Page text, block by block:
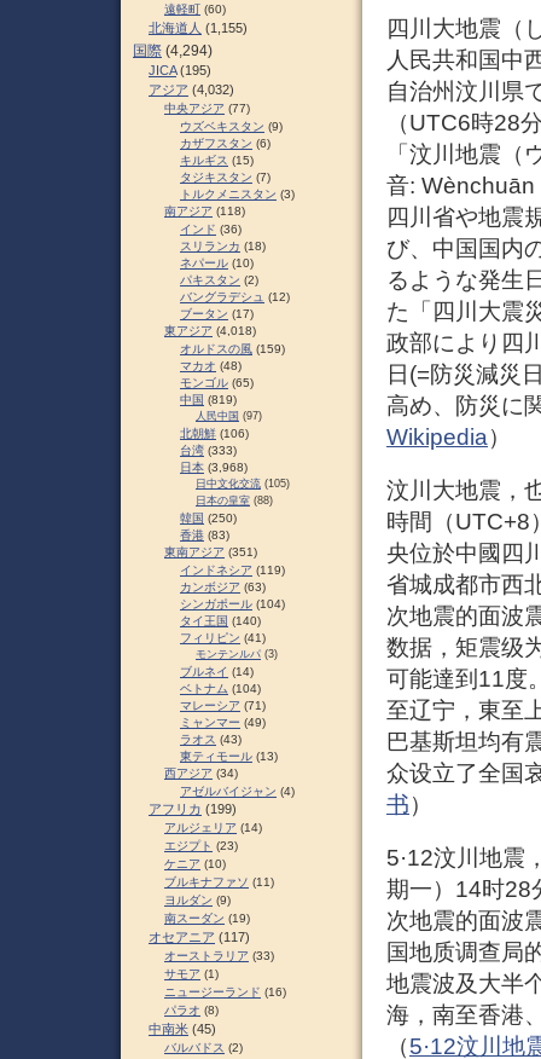
四川大地震（
人民共和国中
自治州汶川県
（UTC6時28
「汶川地震
音: Wènchuān
四川省や地震
び、中国国内
るような発生
た「四川大震
政部により四
日(=防災減災
高め、防災に
Wikipedia）
汶川大地震，
時間（UTC+8
央位於中國四
省城成都市西
次地震的面波
数据，矩震级
可能達到11度
至辽宁，東至
巴基斯坦均有
众设立了全国
书）
5·12汶川地震
期一）14时28
次地震的面波
国地质调查局
地震波及大半
海，南至香港
（5·12汶川地
遠軽町 (60)
北海道人 (1,155)
国際 (4,294)
JICA(195)
アジア (4,032)
中央アジア (77)
ウズベキスタン (9)
カザフスタン (6)
キルギス (15)
タジキスタン (7)
トルクメニスタン (3)
南アジア (118)
インド (36)
スリランカ (18)
ネパール (10)
パキスタン (2)
バングラデシュ (12)
ブータン (17)
東アジア (4,018)
オルドスの風 (159)
マカオ (48)
モンゴル (65)
中国 (819)
人民中国 (97)
北朝鮮 (106)
台湾 (333)
日本 (3,968)
日中文化交流 (105)
日本の皇室 (88)
韓国 (250)
香港 (83)
東南アジア (351)
インドネシア (119)
カンボジア (63)
シンガポール (104)
タイ王国 (140)
フィリピン (41)
モンテンルパ (3)
ブルネイ (14)
ベトナム (104)
マレーシア (71)
ミャンマー (49)
ラオス (43)
東ティモール (13)
西アジア (34)
アゼルバイジャン (4)
アフリカ (199)
アルジェリア (14)
エジプト (23)
ケニア (10)
ブルキナファソ (11)
ヨルダン (9)
南スーダン (19)
オセアニア (117)
オーストラリア (33)
サモア (1)
ニュージーランド (16)
パラオ (8)
中南米 (45)
バルバドス (2)